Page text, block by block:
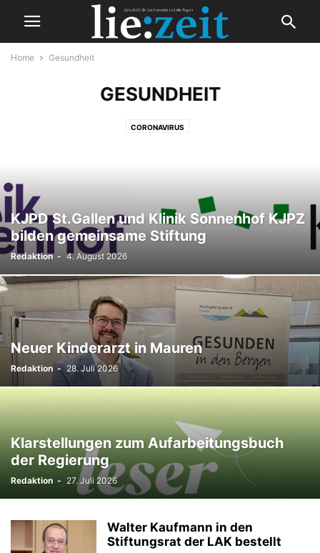
Home Gesundheit
GESUNDHEIT
CORONAVIRUS
KJPD St.Gallen und Klinik Sonnenhof KJPZ
bilden gemeinsame Stiftung
Redaktion - 4. August 2026
Neuer Kinderarzt in Mauren
Redaktion - 28. Juli 2026
Klarstellungen zum Aufarbeitungsbuch
der Regierung
Redaktion - 27. Juli 2026
Walter Kaufmann in den
Stiftungsrat der LAK bestellt